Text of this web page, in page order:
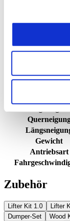
Typen-
Lagergerät
Max. Höhe
Gewicht
Antriebsart
Zubehör
Lifter Kit 1.0 Lifter
Dumper-Set
Wood